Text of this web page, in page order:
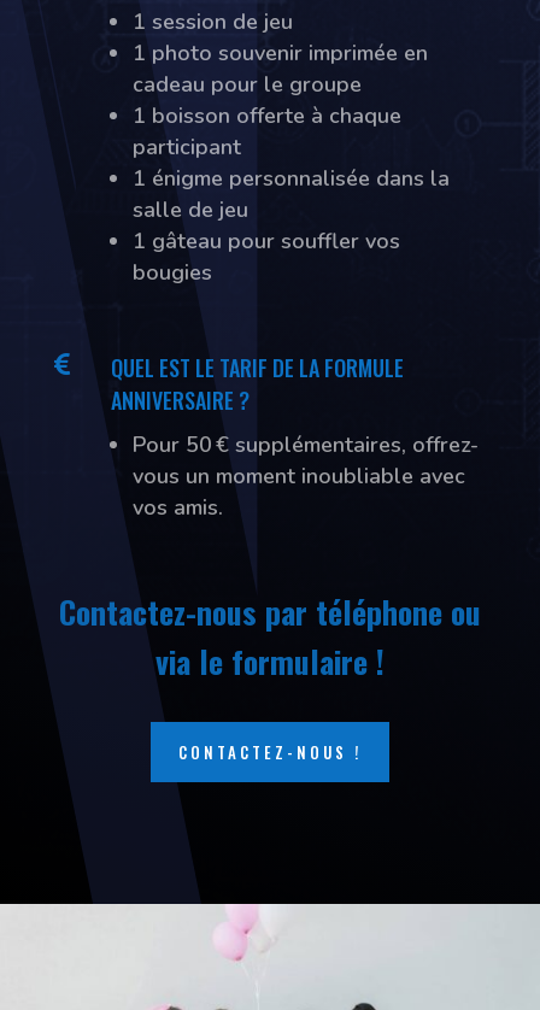
1 session de jeu
1 photo souvenir imprimée en
cadeau pour le groupe
1 boisson offerte à chaque
participant
1 énigme personnalisée dans la
salle de jeu
1 gâteau pour souffler vos
bougies

QUEL EST LE TARIF DE LA FORMULE
ANNIVERSAIRE ?
Pour 50 € supplémentaires, offrez-
vous un moment inoubliable avec
vos amis.
Contactez-nous par téléphone ou
via le formulaire !
CONTACTEZ-NOUS !